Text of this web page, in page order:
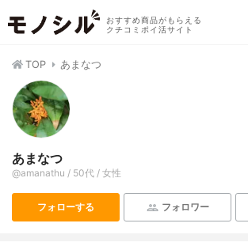
おすすめ商品がもらえる
クチコミポイ活サイト
TOP あまなつ
あまなつ
@amanathu / 50代 / 女性
フォローする フォロワー